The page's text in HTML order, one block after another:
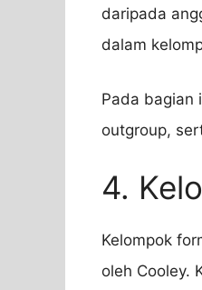
daripada
dalam
Pada bagian
outgroup,
4.
Kelompok
oleh Cooley.